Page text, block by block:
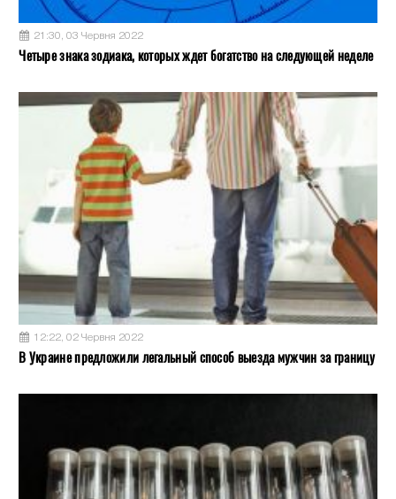
21:30, 03 Червня 2022
Четыре знака зодиака, которых ждет богатство на следующей неделе
12:22, 02 Червня 2022
В Украине предложили легальный способ выезда мужчин за границу